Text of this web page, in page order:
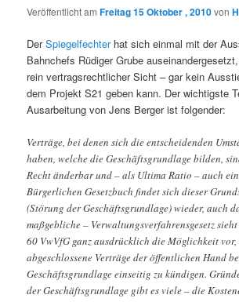
Veröffentlicht amFreitag 15 Oktober , 2010von
DerSpiegelfechterhat sich einmal mit der
Bahnchefs Rüdiger Grube
rein vertragsrechtlicher Sicht – gar kein
dem Projekt S21 geben kann. Der wichtigste
Ausarbeitung von Jens Berger ist folgender:
Verträge, bei denen sich die entscheidenden
haben, welche die Geschäftsgrundlage bilden,
Recht änderbar und – als Ultima Ratio – auch
Bürgerlichen Gesetzbuch findet sich dieser
(Störung der Geschäftsgrundlage) wieder, auch
maßgebliche – Verwaltungsverfahrensgesetz
60 VwVfG ganz ausdrücklich die Möglichkeit
abgeschlossene Verträge der öffentlichen Hand
Geschäftsgrundlage einseitig zu kündigen.
der Geschäftsgrundlage gibt es viele – die